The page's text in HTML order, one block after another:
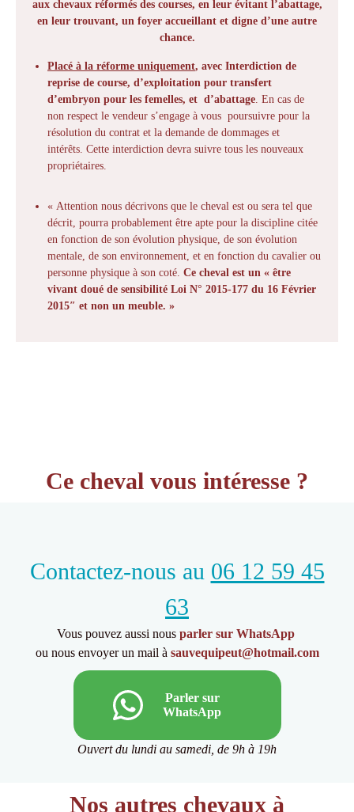
aux chevaux réformés des courses, en leur évitant l’abattage,
en leur trouvant, un foyer accueillant et digne d’une autre
chance.
Placé à la réforme uniquement, avec Interdiction de
reprise de course, d’exploitation pour transfert
d’embryon pour les femelles, et d’abattage. En cas de
non respect le vendeur s’engage à vous poursuivre pour la
résolution du contrat et la demande de dommages et
intérêts. Cette interdiction devra suivre tous les nouveaux
propriétaires.
« Attention nous décrivons que le cheval est ou sera tel que
décrit, pourra probablement être apte pour la discipline citée
en fonction de son évolution physique, de son évolution
mentale, de son environnement, et en fonction du cavalier ou
personne physique à son coté. Ce cheval est un « être
vivant doué de sensibilité Loi N° 2015-177 du 16 Février
2015″ et non un meuble. »
Ce cheval vous intéresse ?
Contactez-nous au 06 12 59 45
63
Vous pouvez aussi nous parler sur WhatsApp
ou nous envoyer un mail à sauvequipeut@hotmail.com
Parler sur
WhatsApp
Ouvert du lundi au samedi, de 9h à 19h
Nos autres chevaux à